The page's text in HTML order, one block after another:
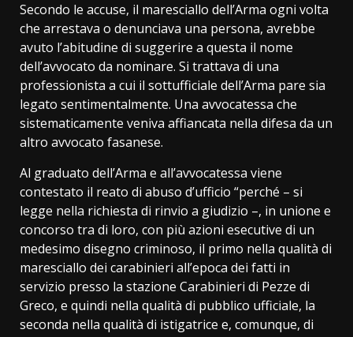
Secondo le accuse, il maresciallo dell’Arma ogni volta
che arrestava o denunciava una persona, avrebbe
avuto l’abitudine di suggerire a questa il nome
dell’avvocato da nominare. Si trattava di una
professionista a cui il sottufficiale dell’Arma pare sia
legato sentimentalmente. Una avvocatessa che
sistematicamente veniva affiancata nella difesa da un
altro avvocato fasanese.
Al graduato dell’Arma e all’avvocatessa viene
contestato il reato di abuso d’ufficio “perché – si
legge nella richiesta di rinvio a giudizio –, in unione e
concorso tra di loro, con più azioni esecutive di un
medesimo disegno criminoso, il primo nella qualità di
maresciallo dei carabinieri all’epoca dei fatti in
servizio presso la stazione Carabinieri di Pezze di
Greco, e quindi nella qualità di pubblico ufficiale, la
seconda nella qualità di istigatrice e, comunque, di